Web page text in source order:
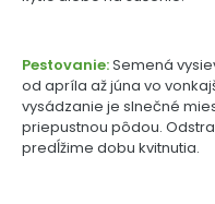
Pestovanie:Semená
od apríla až júna vo
vysádzanie je slnečné
priepustnou pôdou.
predĺžime dobu kvitnutia.